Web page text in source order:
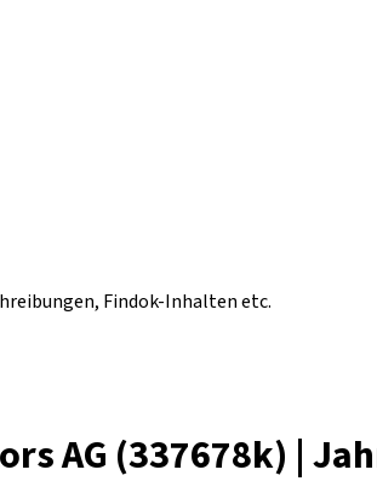
Findok-Inhalten etc.
AG (337678k) |